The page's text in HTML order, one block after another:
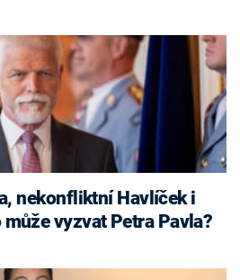
vyzvat Petra Pavla?